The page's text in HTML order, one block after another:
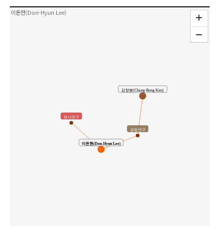
이돈현(Don-Hyun Lee)
김창봉(Chang-Bong Kim)
이돈현(Don-Hyun Lee)
공동연구
유사연구